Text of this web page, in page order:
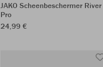
JAKO Scheenbeschermer River
Pro
24,99 €